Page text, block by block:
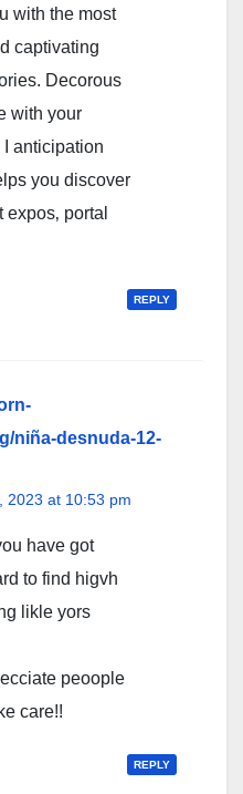
with the most
captivating
Decorous
with your
anticipation
you discover
portal
REPLY
niña-desnuda-12-
2023 at 10:53 pm
have got
to find higvh
likle yors
peoople
care!!
REPLY